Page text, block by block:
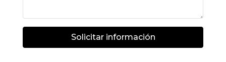
Solicitar información